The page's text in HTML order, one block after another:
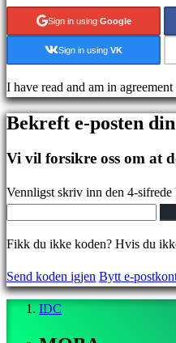
Sammfunn
Arrangementer
i
spillet
Nyheter
Guide
Forum
Plays
Gifts
Brukerstøtte
Sign in using Google
Sign in using VK
I have read and am in
Bekreft e-posten din
Vi vil forsikre oss om at
Vennligst skriv inn den 4-sifrede
Fikk du ikke koden? Hvis du
Send koden igjen Bytt e-
IDC